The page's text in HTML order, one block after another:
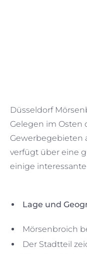
Düsseldorf
Gelegen im Osten
Gewerbegebieten
verfügt über eine
einige
Lage und
Mörsenbroich
Der Stadtteil